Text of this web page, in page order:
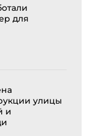
для
улицы
и